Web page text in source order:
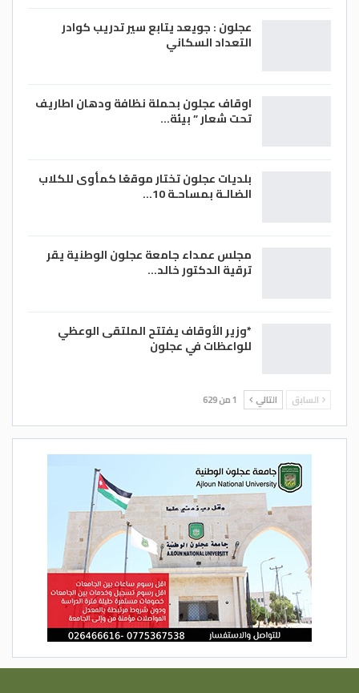
عجلون : جويعد يتابع سير تدريب كوادر
التعداد السكاني
اوقاف عجلون بحملة نظافة ودهان اطاريف
تحت شعار ” بيئة…
بلديات عجلون تختار موقعًا كمأوى للكلاب
الضالـة بمساحـة 10…
مجلس عمداء جامعة عجلون الوطنية يقر
ترقية الدكتور خالد…
*وزير الأوقاف يفتتح الملتقى الوعظي
للواعظات في عجلون
السابق التالي 1 من 629